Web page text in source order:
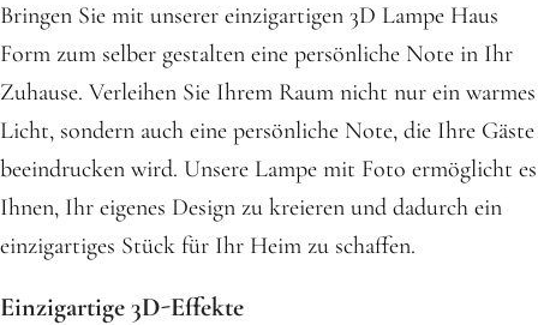
Bringen Sie mit unserer einzigartigen 3D Lampe Haus
Form zum selber gestalten eine persönliche Note in Ihr
Zuhause. Verleihen Sie Ihrem Raum nicht nur ein warmes
Licht, sondern auch eine persönliche Note, die Ihre Gäste
beeindrucken wird. Unsere Lampe mit Foto ermöglicht es
Ihnen, Ihr eigenes Design zu kreieren und dadurch ein
einzigartiges Stück für Ihr Heim zu schaffen.
Einzigartige 3D-Effekte